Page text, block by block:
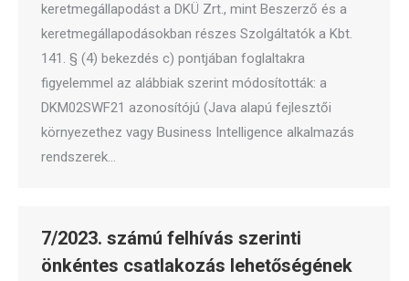
keretmegállapodást a DKÜ Zrt., mint Beszerző és a
keretmegállapodásokban részes Szolgáltatók a Kbt.
141. § (4) bekezdés c) pontjában foglaltakra
figyelemmel az alábbiak szerint módosították: a
DKM02SWF21 azonosítójú (Java alapú fejlesztői
környezethez vagy Business Intelligence alkalmazás
rendszerek…
7/2023. számú felhívás szerinti
önkéntes csatlakozás lehetőségének